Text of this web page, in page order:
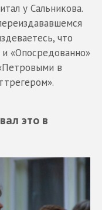
у Сальникова.
что
и «Опосредованно»
в
это в